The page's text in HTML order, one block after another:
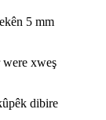
5 mm
xweş
dibire